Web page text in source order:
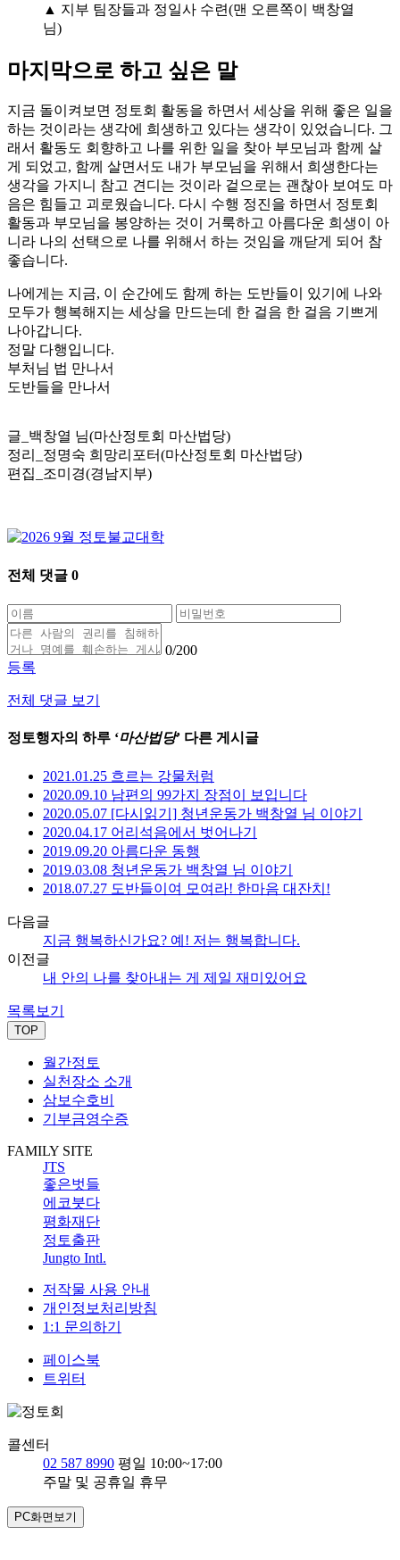
▲ 지부 팀장들과 정일사 수련(맨 오른쪽이 백창열
님)
마지막으로 하고 싶은 말
지금 돌이켜보면 정토회 활동을 하면서 세상을 위해 좋은 일을
하는 것이라는 생각에 희생하고 있다는 생각이 있었습니다. 그
래서 활동도 회향하고 나를 위한 일을 찾아 부모님과 함께 살
게 되었고, 함께 살면서도 내가 부모님을 위해서 희생한다는
생각을 가지니 참고 견디는 것이라 겉으로는 괜찮아 보여도 마
음은 힘들고 괴로웠습니다. 다시 수행 정진을 하면서 정토회
활동과 부모님을 봉양하는 것이 거룩하고 아름다운 희생이 아
니라 나의 선택으로 나를 위해서 하는 것임을 깨닫게 되어 참
좋습니다.
나에게는 지금, 이 순간에도 함께 하는 도반들이 있기에 나와
모두가 행복해지는 세상을 만드는데 한 걸음 한 걸음 기쁘게
나아갑니다.
정말 다행입니다.
부처님 법 만나서
도반들을 만나서
글_백창열 님(마산정토회 마산법당)
정리_정명숙 희망리포터(마산정토회 마산법당)
편집_조미경(경남지부)
전체 댓글 0
0/200
등록
전체 댓글 보기
정토행자의 하루 ‘마산법당’ 다른 게시글
2021.01.25 흐르는 강물처럼
2020.09.10 남편의 99가지 장점이 보입니다
2020.05.07 [다시읽기] 청년운동가 백창열 님 이야기
2020.04.17 어리석음에서 벗어나기
2019.09.20 아름다운 동행
2019.03.08 청년운동가 백창열 님 이야기
2018.07.27 도반들이여 모여라! 한마음 대잔치!
다음글
지금 행복하신가요? 예! 저는 행복합니다.
이전글
내 안의 나를 찾아내는 게 제일 재미있어요
목록보기
TOP
월간정토
실천장소 소개
삼보수호비
기부금영수증
FAMILY SITE
JTS
좋은벗들
에코붓다
평화재단
정토출판
Jungto Intl.
저작물 사용 안내
개인정보처리방침
1:1 문의하기
페이스북
트위터
콜센터
02 587 8990 평일 10:00~17:00
주말 및 공휴일 휴무
PC화면보기